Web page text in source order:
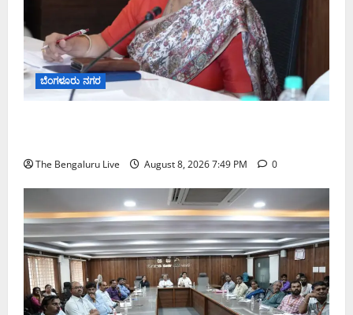
ಬೆಂಗಳೂರು ನಗರ
The Bengaluru Live August 8, 2026 7:49 PM 0